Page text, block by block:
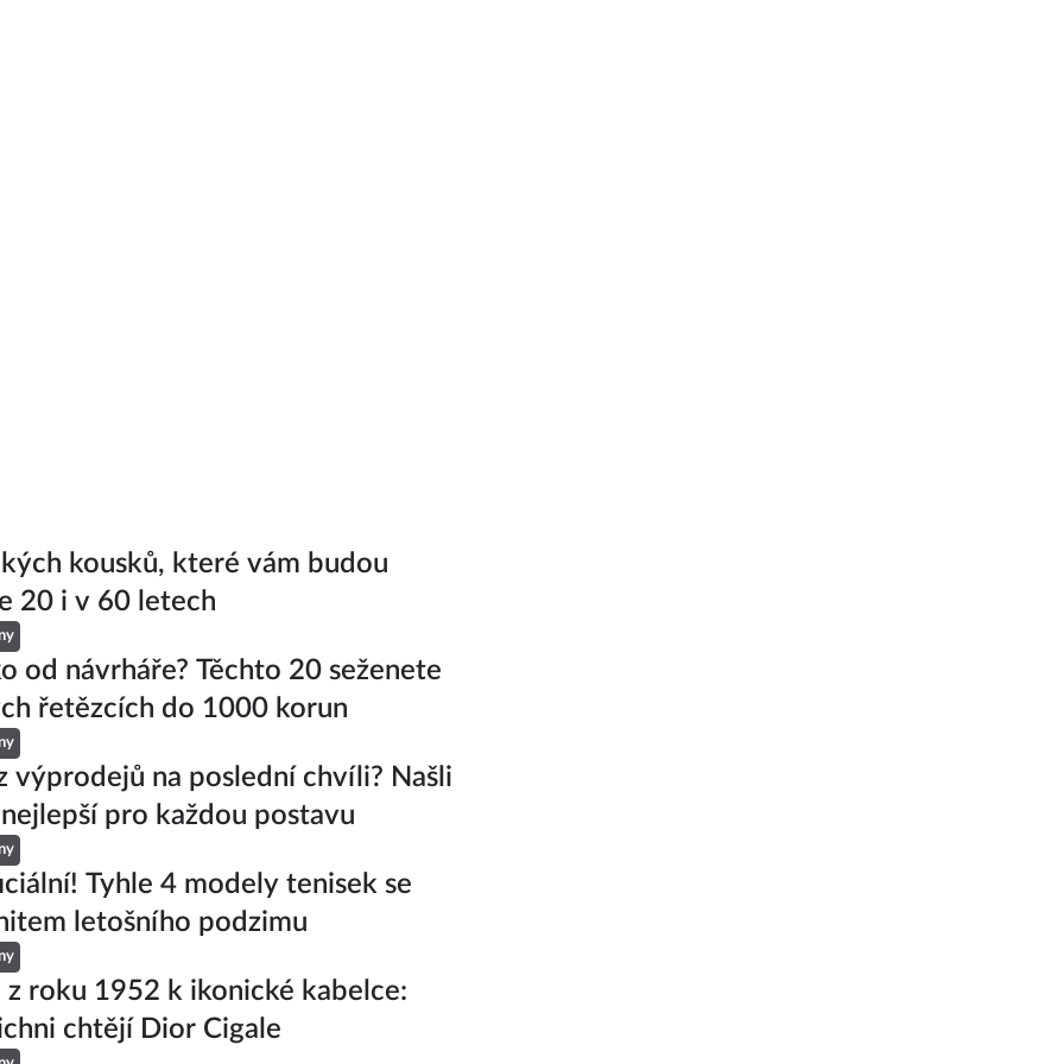
kousků, které vám budou
20 i v 60 letech
od návrháře? Těchto 20 seženete
řetězcích do 1000 korun
výprodejů na poslední chvíli? Našli
pro každou postavu
Tyhle 4 modely tenisek se
letošního podzimu
z roku 1952 k ikonické kabelce:
chtějí Dior Cigale